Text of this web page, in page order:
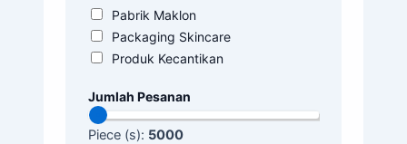
Pabrik Maklon
Packaging Skincare
Produk Kecantikan
Jumlah Pesanan
Piece (s): 5000